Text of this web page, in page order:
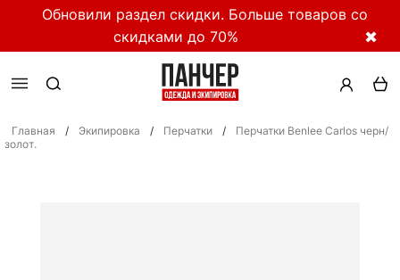
Обновили раздел скидки. Больше товаров со
скидками до 70%
✖
Главная / Экипировка / Перчатки /
Перчатки Benlee Carlos черн/
золот.